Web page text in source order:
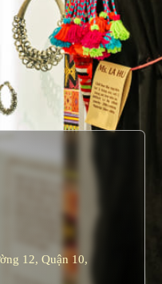
12, Quận 10,